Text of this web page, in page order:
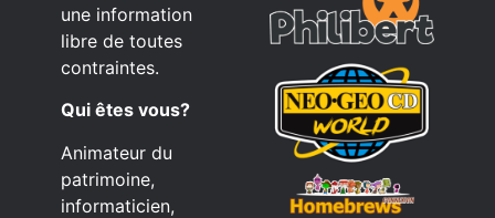
une information
libre de toutes
contraintes.
Qui êtes vous?
Animateur du
patrimoine,
informaticien,